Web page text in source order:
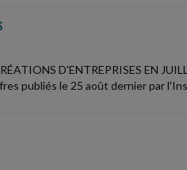
D'ENTREPRISES EN
publiés le 25 août dernier par